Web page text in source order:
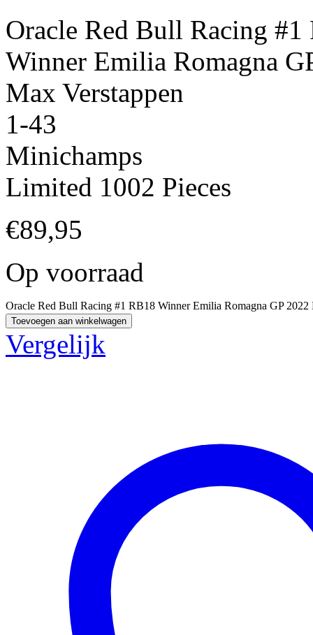
Oracle Red Bull Racing #1
Winner Emilia Romagna
Max Verstappen
1-43
Minichamps
Limited 1002 Pieces
€89,95
Op voorraad
Oracle Red Bull Racing #1 RB18 Winner Emilia Romagna GP
Toevoegen aan winkelwagen
Vergelijk